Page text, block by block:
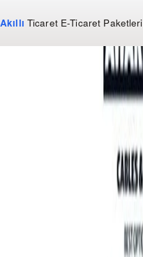
Akıllı Ticaret E-Ticaret Paketleri